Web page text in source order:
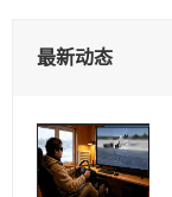
最新动态